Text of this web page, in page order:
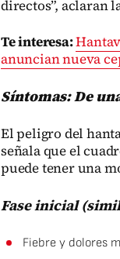
directos”, aclaran
Te interesa:
anuncian nueva
Síntomas: De
El peligro del
señala que el
puede tener una
Fase inicial
Fiebre y dolores